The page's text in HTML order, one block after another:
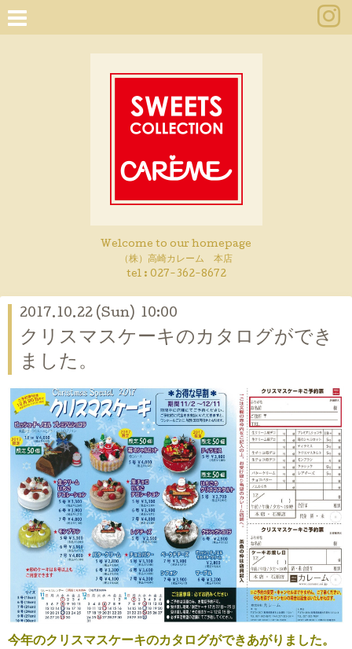
Welcome to our homepage
（株）高崎カレーム 本店
tel : 027-362-8672
2017.10.22 (Sun) 10:00
クリスマスケーキのカタログができ
ました。
今年のクリスマスケーキのカタログができあがりました。